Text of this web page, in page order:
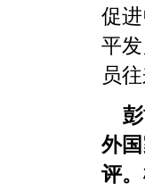
促
平
员
外
评